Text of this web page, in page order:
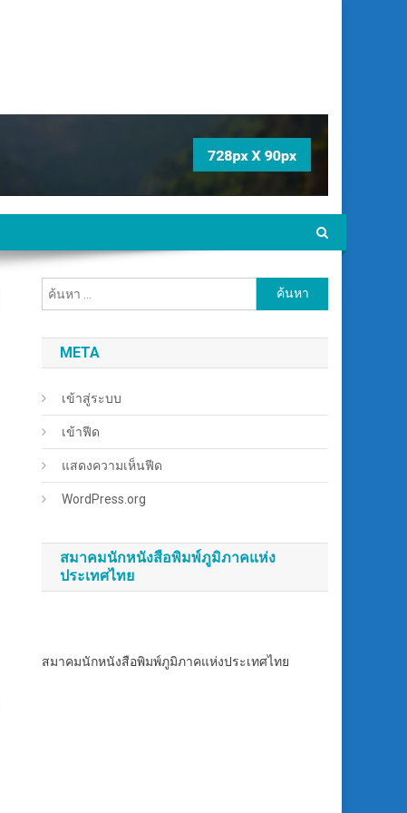
ค้นหา
สำหรับ:
META
เข้าสู่ระบบ
เข้าฟีด
แสดงความเห็นฟีด
WordPress.org
สมาคมนักหนังสือพิมพ์ภูมิภาคแห่ง
ประเทศไทย
สมาคมนักหนังสือพิมพ์ภูมิภาคแห่งประเทศไทย